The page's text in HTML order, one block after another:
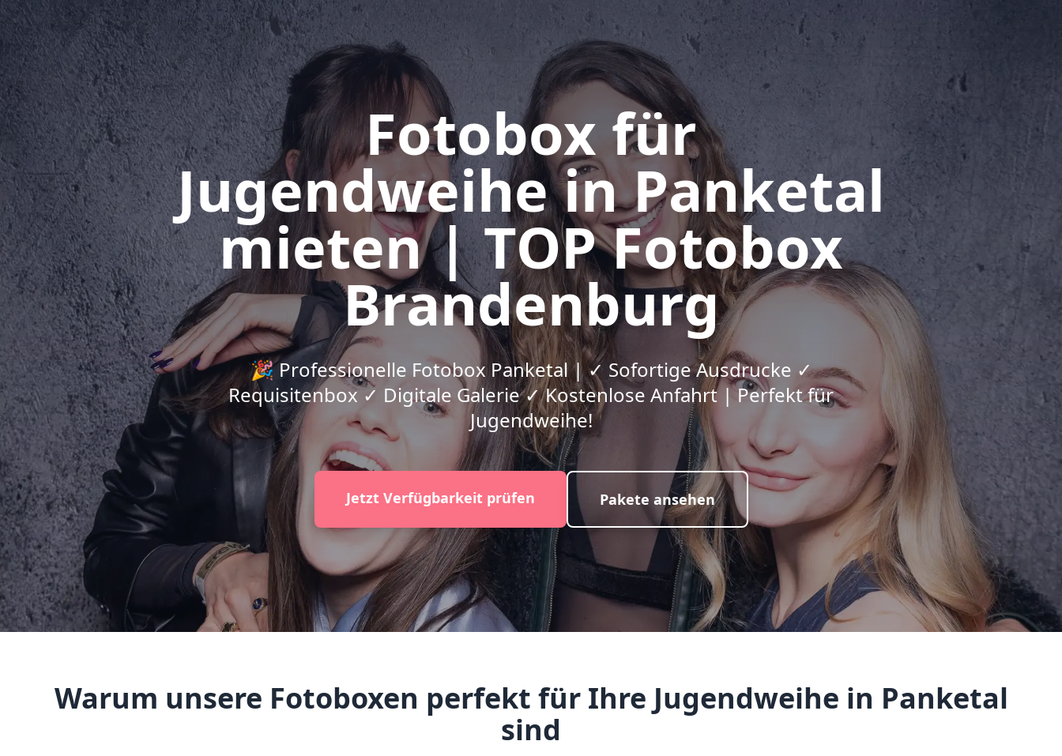
Fotobox für
Jugendweihe in Panketal
mieten | TOP Fotobox
Brandenburg
🎉 Professionelle Fotobox Panketal | ✓ Sofortige Ausdrucke ✓
Requisitenbox ✓ Digitale Galerie ✓ Kostenlose Anfahrt | Perfekt für
Jugendweihe!
Jetzt Verfügbarkeit prüfen Pakete ansehen
Warum unsere Fotoboxen perfekt für Ihre Jugendweihe in Panketal
sind